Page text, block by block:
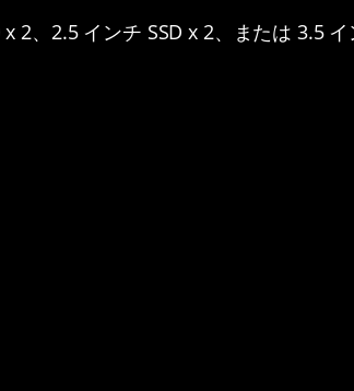
2、2.5 インチ SSD x 2、または 3.5